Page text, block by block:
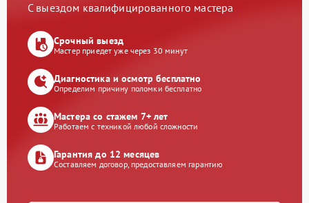
С выездом квалифицированного мастера
Срочный выезд
Мастер приедет уже через 30 минут
Диагностика и осмотр бесплатно
Определим причину поломки бесплатно
Мастера со стажем 7+ лет
Работаем с техникой любой сложности
Гарантия до 12 месяцев
Составляем договор, предоставляем гарантию